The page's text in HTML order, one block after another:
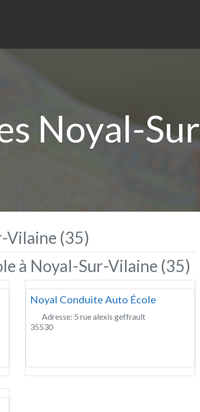
Noyal-
Vilaine (35)
à Noyal-Sur-Vilaine (35)
Noyal Conduite Auto École
Adresse: 5 rue alexis geffrault
35530